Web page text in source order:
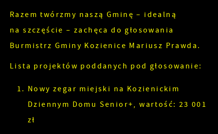
Razem twórzmy naszą Gminę – idealną
na szczęście – zachęca do głosowania
Burmistrz Gminy Kozienice Mariusz Prawda.
Lista projektów poddanych pod głosowanie:
Nowy zegar miejski na Kozienickim
Dziennym Domu Senior+, wartość: 23 001
zł